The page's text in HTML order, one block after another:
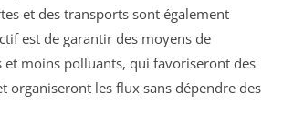
et des transports sont également
est de garantir des moyens de
moins polluants, qui favoriseront des
organiseront les flux sans dépendre des